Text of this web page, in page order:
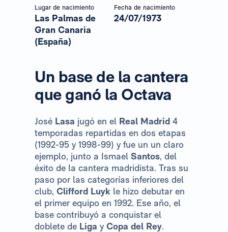
Lugar de nacimiento
Las Palmas de
Gran Canaria
(España)
Fecha de nacimiento
24/07/1973
Un base de la cantera
que ganó la Octava
José Lasa jugó en el Real Madrid 4
temporadas repartidas en dos etapas
(1992-95 y 1998-99) y fue un un claro
ejemplo, junto a Ismael Santos, del
éxito de la cantera madridista. Tras su
paso por las categorías inferiores del
club, Clifford Luyk le hizo debutar en
el primer equipo en 1992. Ese año, el
base contribuyó a conquistar el
doblete de Liga yCopa del Rey.